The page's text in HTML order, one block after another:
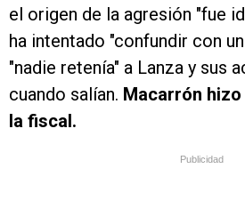
el origen de la agresión "fue
ha intentado "confundir con
"nadie retenía" a Lanza y sus
cuando salían. Macarrón
la fiscal.
Publicidad